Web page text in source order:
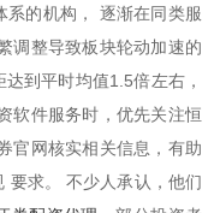
系的机构， 逐渐在同类服
调整导致板块轮动加速的
到平时均值1.5倍左右，
软件服务时，优先关注恒
官网核实相关信息，有助
要求。 不少人承认，他们